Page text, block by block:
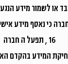
או לשמור מידע
ל חברה כי נאסף מידע
16 , תפעל ה חברה
המידע בהקדם